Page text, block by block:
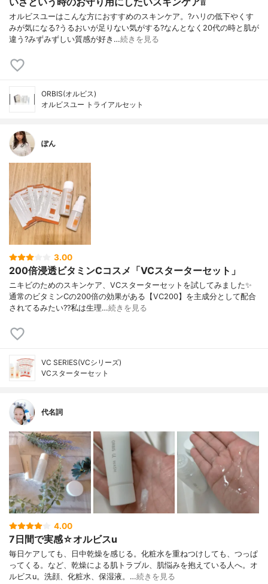
オルビスユーはこんな方におすすめのスキンケア。?ハリの低下やくす
みが気になる?うるおいが足りない気がする?なんとなく20代の時と肌が
違う?みずみずしい質感が好き…続きを見る
ORBIS(オルビス)
オルビスユー トライアルセット
ぽん
3.00
200倍浸透ビタミンCコスメ「VCスターターセット」
ニキビのためのスキンケア、VCスターターセットを試してみました✨
通常のビタミンCの200倍の効果がある【VC200】を主成分として配合
されてるみたい??私は生理…続きを見る
VC SERIES(VCシリーズ)
VCスターターセット
代名詞
4.00
7日間で実感☆オルビスu
毎日ケアしても、日中乾燥を感じる。化粧水を重ねつけしても、つっぱ
ってくる。など、乾燥による肌トラブル、肌悩みを抱えている人へ。オ
ルビスu。洗顔、化粧水、保湿液。…続きを見る